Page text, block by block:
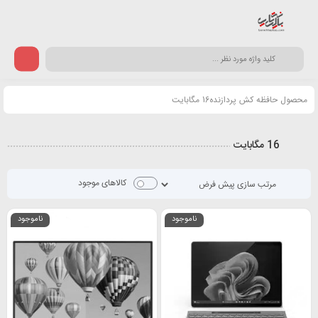
محصول حافظه کش پردازنده16 مگابایت
16 مگابایت
کالاهای موجود
ناموجود ناموجود